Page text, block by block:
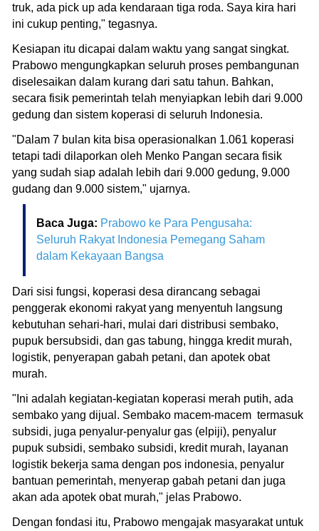
truk, ada pick up ada kendaraan tiga roda. Saya kira hari
ini cukup penting," tegasnya.
Kesiapan itu dicapai dalam waktu yang sangat singkat.
Prabowo mengungkapkan seluruh proses pembangunan
diselesaikan dalam kurang dari satu tahun. Bahkan,
secara fisik pemerintah telah menyiapkan lebih dari 9.000
gedung dan sistem koperasi di seluruh Indonesia.
"Dalam 7 bulan kita bisa operasionalkan 1.061 koperasi
tetapi tadi dilaporkan oleh Menko Pangan secara fisik
yang sudah siap adalah lebih dari 9.000 gedung, 9.000
gudang dan 9.000 sistem," ujarnya.
Baca Juga: Prabowo ke Para Pengusaha:
Seluruh Rakyat Indonesia Pemegang Saham
dalam Kekayaan Bangsa
Dari sisi fungsi, koperasi desa dirancang sebagai
penggerak ekonomi rakyat yang menyentuh langsung
kebutuhan sehari-hari, mulai dari distribusi sembako,
pupuk bersubsidi, dan gas tabung, hingga kredit murah,
logistik, penyerapan gabah petani, dan apotek obat
murah.
"Ini adalah kegiatan-kegiatan koperasi merah putih, ada
sembako yang dijual. Sembako macem-macem termasuk
subsidi, juga penyalur-penyalur gas (elpiji), penyalur
pupuk subsidi, sembako subsidi, kredit murah, layanan
logistik bekerja sama dengan pos indonesia, penyalur
bantuan pemerintah, menyerap gabah petani dan juga
akan ada apotek obat murah," jelas Prabowo.
Dengan fondasi itu, Prabowo mengajak masyarakat untuk